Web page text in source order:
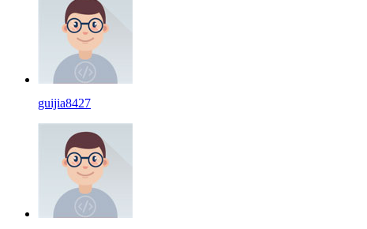
guijia8427